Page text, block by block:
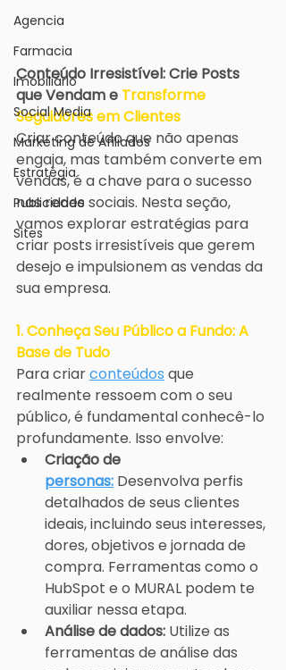
Agencia
Farmacia
Imobiliário
Social Media
Marketing de Afiliados
Estratégia
Publicidade
Sites
Conteúdo Irresistível: Crie Posts
que Vendam e Transforme
Seguidores em Clientes
Criar conteúdo que não apenas
engaja, mas também converte em
vendas, é a chave para o sucesso
nas redes sociais. Nesta seção,
vamos explorar estratégias para
criar posts irresistíveis que gerem
desejo e impulsionem as vendas da
sua empresa.
1. Conheça Seu Público a Fundo: A
Base de Tudo
Para criar conteúdos que
realmente ressoem com o seu
público, é fundamental conhecê-lo
profundamente. Isso envolve:
Criação de
personas: Desenvolva perfis
detalhados de seus clientes
ideais, incluindo seus interesses,
dores, objetivos e jornada de
compra. Ferramentas como o
HubSpot e o MURAL podem te
auxiliar nessa etapa.
Análise de dados: Utilize as
ferramentas de análise das